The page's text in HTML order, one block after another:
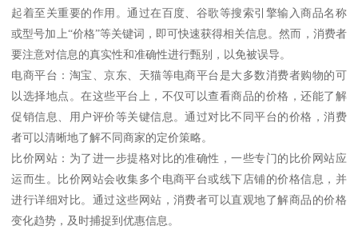
起着至关重要的作用。通过在百度、谷歌等搜索引擎输入商品名称
或型号加上“价格”等关键词，即可快速获得相关信息。然而，消费者
要注意对信息的真实性和准确性进行甄别，以免被误导。
电商平台：淘宝、京东、天猫等电商平台是大多数消费者购物的可
以选择地点。在这些平台上，不仅可以查看商品的价格，还能了解
促销信息、用户评价等关键信息。通过对比不同平台的价格，消费
者可以清晰地了解不同商家的定价策略。
比价网站：为了进一步提格对比的准确性，一些专门的比价网站应
运而生。比价网站会收集多个电商平台或线下店铺的价格信息，并
进行详细对比。通过这些网站，消费者可以直观地了解商品的价格
变化趋势，及时捕捉到优惠信息。